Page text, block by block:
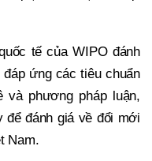
tế của WIPO đánh
ứng các tiêu chuẩn
phương pháp luận,
đánh giá về đổi mới
Nam.